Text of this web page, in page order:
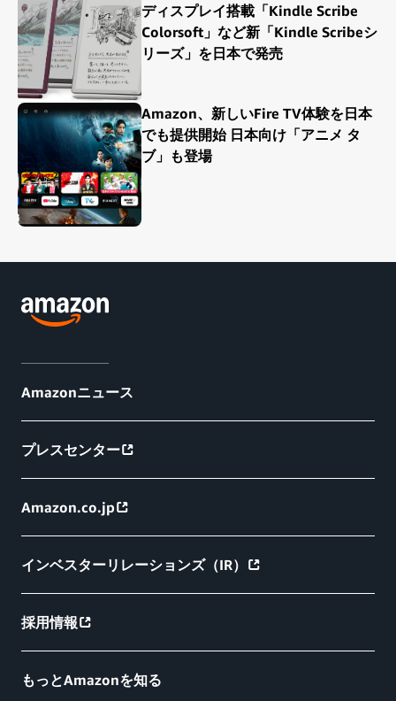
ディスプレイ搭載「Kindle Scribe
Colorsoft」など新「Kindle Scribeシ
リーズ」を日本で発売
Amazon、新しいFire TV体験を日本
でも提供開始 日本向け「アニメ タ
ブ」も登場
Amazonニュース
プレスセンター
Amazon.co.jp
インベスターリレーションズ（IR）
採用情報
もっとAmazonを知る